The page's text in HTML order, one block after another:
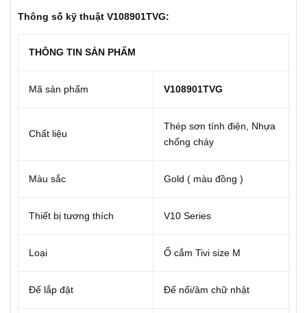
Thông số kỹ thuật V108901TVG:
THÔNG TIN SẢN PHẨM
Mã sản phẩm V108901TVG
Chất liệu
Thép sơn tính điện, Nhựa
chống cháy
Màu sắc Gold ( màu đồng )
Thiết bị tương thích V10 Series
Loại Ổ cắm Tivi size M
Đế lắp đặt Đế nổi/âm chữ nhật